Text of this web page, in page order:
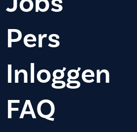
Pers
Inloggen
FAQ